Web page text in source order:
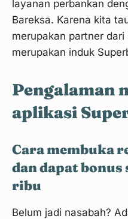
layanan perbankan
Bareksa. Karena kita
merupakan partner
merupakan induk
Pengalaman
aplikasi
Cara membuka
dan dapat
ribu
Belum jadi nasabah?